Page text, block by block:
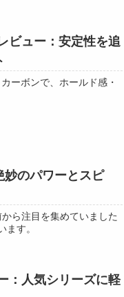
ビュー：安定性を追
ーボンで、ホールド感・
のパワーとスピ
ら注目を集めていました
す。
：人気シリーズに軽